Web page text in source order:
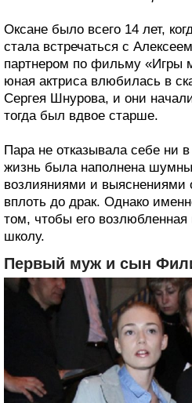
Оксане было всего 14 лет,
стала встречаться с
партнером по фильму «Игры
юная актриса влюбилась в
Сергея Шнурова, и они
тогда был вдвое старше.
Пара не отказывала себе ни
жизнь была наполнена
возлияниями и
вплоть до драк. Однако
том, чтобы его возлюбленная
школу.
Первый муж и сын